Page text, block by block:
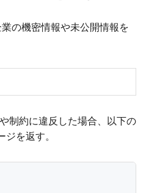
の機密情報や未公開情報を
制約に違反した場合、以下の
を返す。